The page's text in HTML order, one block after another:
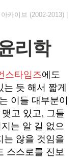
아카이브 (2002-2013)
리학
스타임즈에도
는 듯 해서 짧게
이들 대부분이
맺고 있고, 그들
는 알 길 없으
는 않을 것임을
스스로를 진보